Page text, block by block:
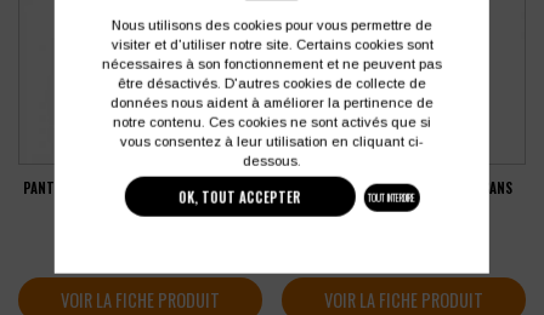
PANTALON MOLINEL BARROUD OPTIMAX
ND CP
VOIR LA FICHE PRODUIT
TABLIER DE CUISINE SNV VALET SANS
POCHE
VOIR LA FICHE PRODUIT
Nous utilisons des cookies pour vous permettre de
visiter et d'utiliser notre site. Certains cookies sont
nécessaires à son fonctionnement et ne peuvent pas
être désactivés. D'autres cookies de collecte de
données nous aident à améliorer la pertinence de
notre contenu. Ces cookies ne sont activés que si
vous consentez à leur utilisation en cliquant ci-
dessous.
OK, TOUT ACCEPTER TOUT INTERDIRE